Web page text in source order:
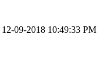
12-09-2018 10:49:33 PM